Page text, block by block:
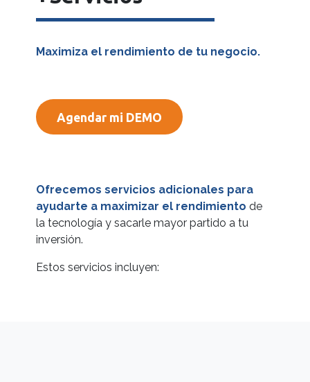
Ofrecemos servicios adicionales para
ayudarte a maximizar el rendimiento de
la tecnología y sacarle mayor partido a tu
inversión.
Estos servicios incluyen:
Maximiza el rendimiento de tu negocio.
Agendar mi DEMO​​​​